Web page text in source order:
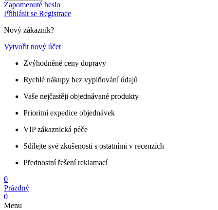
Zapomenuté heslo
Přihlásit se Registrace
Nový zákazník?
Vytvořit nový účet
Zvýhodněné ceny dopravy
Rychlé nákupy bez vyplňování údajů
Vaše nejčastěji objednávané produkty
Prioritní expedice objednávek
VIP zákaznická péče
Sdílejte své zkušenosti s ostatními v recenzích
Přednostní řešení reklamací
0
Prázdný
0
Menu